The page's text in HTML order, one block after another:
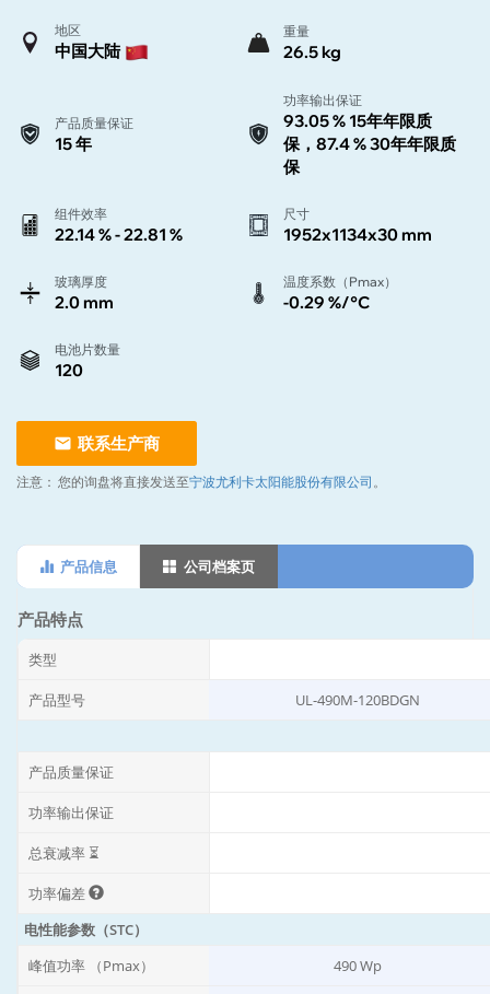
地区
中国大陆
重量
26.5 kg
产品质量保证
15 年
功率输出保证
93.05 % 15年年限质
保，87.4 % 30年年限质
保
组件效率
22.14 % - 22.81 %
尺寸
1952x1134x30 mm
玻璃厚度
2.0 mm
温度系数（Pmax）
-0.29 %/°C
电池片数量
120
联系生产商
注意： 您的询盘将直接发送至宁波尤利卡太阳能股份有限公司 。
产品信息 公司档案页
产品特点
类型
产品型号 UL-490M-120BDGN
产品质量保证
功率输出保证
总衰减率 ⏳
功率偏差
电性能参数（STC）
峰值功率 （Pmax）
490 Wp